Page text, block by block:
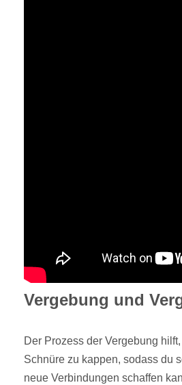
Vergebung und
Der Prozess der Vergebung
Schnüre zu kappen, sodass du
neue Verbindungen schaffen